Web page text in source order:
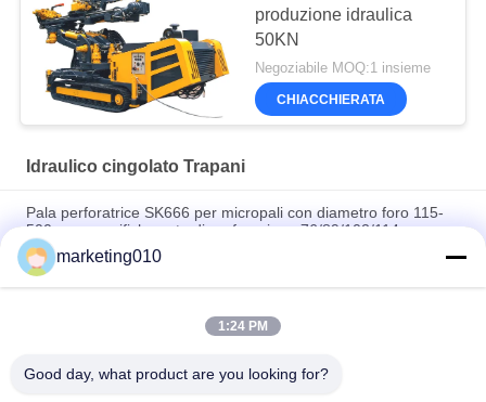
produzione idraulica
50KN
Negoziabile MOQ:1 insieme
CHIACCHIERATA
Idraulico cingolato Trapani
Pala perforatrice SK666 per micropali con diametro foro 115-
500mm, specifiche aste di perforazione 76/89/102/114 e
martello 4/5/6/8/10/12 per perforazioni di ingegneria di alta
precisione
marketing010
1:24 PM
Good day, what product are you looking for?